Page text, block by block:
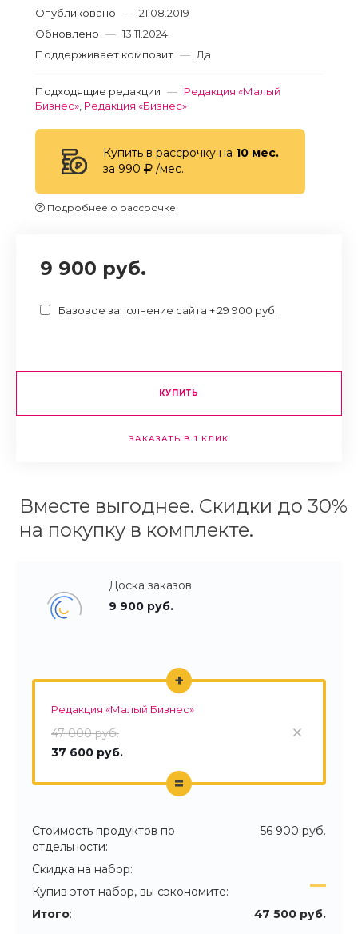
Опубликовано — 21.08.2019
Обновлено — 13.11.2024
Поддерживает композит — Да
Подходящие редакции — Редакция «Малый
Бизнес» Редакция «Бизнес»
Купить в рассрочку на 10 мес.
за 990
/мес.
Подробнее о рассрочке
9 900 руб.
Базовое заполнение сайта + 29 900 руб.
КУПИТЬ
ЗАКАЗАТЬ В 1 КЛИК
Вместе выгоднее. Скидки до 30%
на покупку в комплекте.
Доска заказов
9 900 руб.
Редакция «Малый Бизнес»
47 000 руб.
37 600 руб.
+
=
Стоимость продуктов по
отдельности:
56 900 руб.
Скидка на набор:
Купив этот набор, вы сэкономите:
Итого: 47 500 руб.